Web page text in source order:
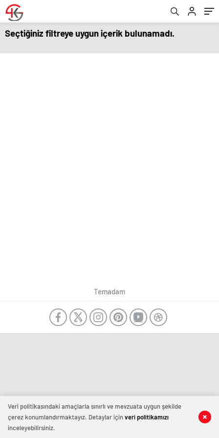
Seçtiğiniz filtreye uygun içerik bulunamadı.
Temadam
Veri politikasındaki amaçlarla sınırlı ve mevzuata uygun şekilde
çerez konumlandırmaktayız. Detaylar içinveri politikamızı
inceleyebilirsiniz.